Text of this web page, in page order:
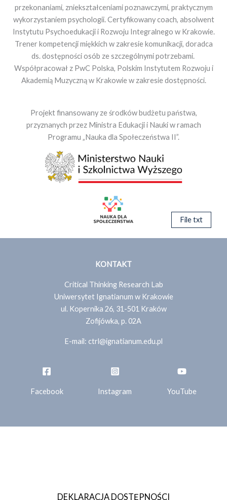
przekonaniami, zniekształceniami poznawczymi, praktycznym
wykorzystaniem psychologii. Certyfikowany coach, absolwent
Instytutu Psychoedukacji i Rozwoju Integralnego w Krakowie.
Trener kompetencji miękkich w zakresie komunikacji, doradca
ds. dostępności osób ze szczególnymi potrzebami.
Współpracował z PwC Polska, Polskim Instytutem Rozwoju i
Akademią Muzyczną w Krakowie w zakresie dostępności.
Projekt finansowany ze środków budżetu państwa,
przyznanych przez Ministra Edukacji i Nauki w ramach
Programu „Nauka dla Społeczeństwa II”.
File txt
KONTAKT
Critical Thinking Research Lab
Uniwersytet Ignatianum w Krakowie
ul. Kopernika 26, 31-501 Kraków
Zofijówka, p. 02A
E-mail: ctrl@ignatianum.edu.pl
Facebook Instagram YouTube
DEKLARACJA DOSTĘPNOŚCI